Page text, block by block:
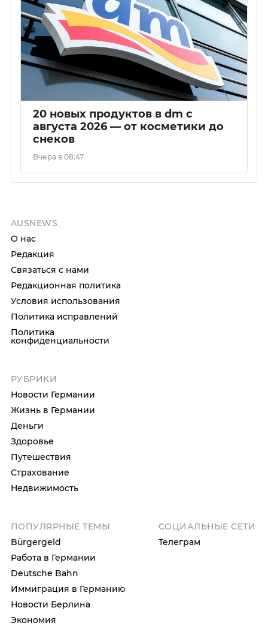
20 новых продуктов в dm с
августа 2026 — от косметики до
снеков
Вчера в 08:47
AUSNEWS
О нас
Редакция
Связаться с нами
Редакционная политика
Условия использования
Политика исправлений
Политика
конфиденциальности
РУБРИКИ
Новости Германии
Жизнь в Германии
Деньги
Здоровье
Путешествия
Страхование
Недвижимость
ПОПУЛЯРНЫЕ ТЕМЫ
Bürgergeld
Работа в Германии
Deutsche Bahn
Иммиграция в Германию
Новости Берлина
Экономия
СОЦИАЛЬНЫЕ СЕТИ
Телеграм